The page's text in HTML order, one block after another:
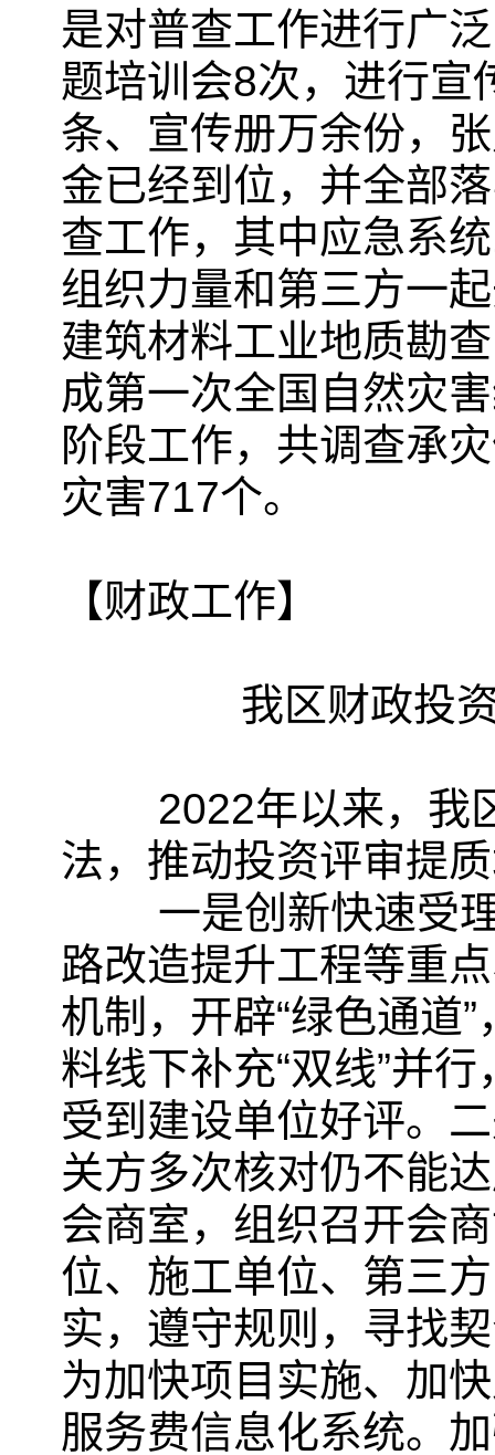
是对普查工作进行广
题培训会8次，进行宣
条、宣传册万余份，
金已经到位，并全部
查工作，其中应急系
组织力量和第三方一
建筑材料工业地质勘
成第一次全国自然灾
阶段工作，共调查承
灾害717个。
【财政工作】
我区财政投
2022年以来，我区
法，推动投资评审提
一是创新快速受理
路改造提升工程等重
机制，开辟“绿色通道
料线下补充“双线”并
受到建设单位好评。
关方多次核对仍不能
会商室，组织召开会
位、施工单位、第三
实，遵守规则，寻找
为加快项目实施、加
服务费信息化系统。